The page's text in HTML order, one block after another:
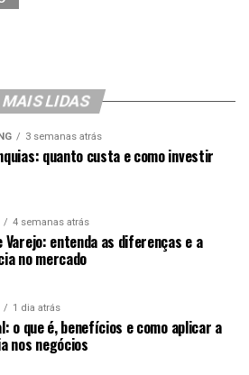
MAIS LIDAS
3 semanas atrás
quanto custa e como investir
4 semanas atrás
Varejo: entenda as diferenças e a
no mercado
1 dia atrás
o que é, benefícios e como aplicar a
nos negócios